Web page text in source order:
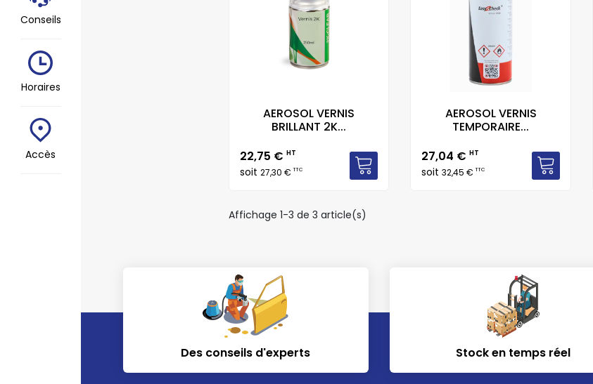
AEROSOL VERNIS
BRILLANT 2K...
Prix
22,75 € HT
soit 27,30 €TTC
AEROSOL VERNIS
TEMPORAIRE...
Prix
27,04 €HT
soit32,45 €TTC
Affichage 1-3 de 3 article(s)
Des conseils d'experts Stock en temps réel
Conseils
Horaires
Accès